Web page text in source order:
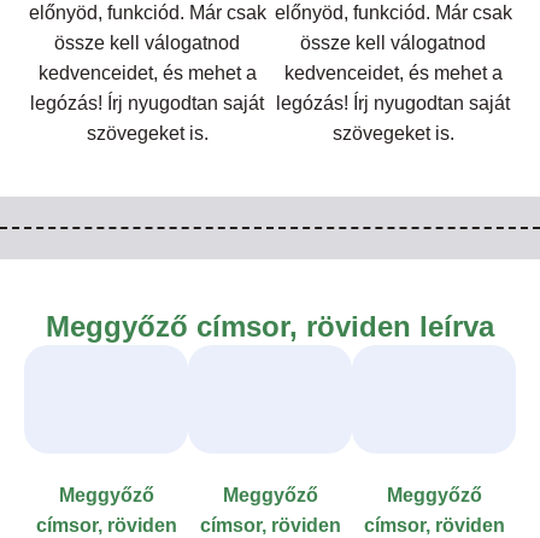
előnyöd, funkciód. Már csak
össze kell válogatnod
kedvenceidet, és mehet a
legózás! Írj nyugodtan saját
szövegeket is.
előnyöd, funkciód. Már csak
össze kell válogatnod
kedvenceidet, és mehet a
legózás! Írj nyugodtan saját
szövegeket is.
Meggyőző címsor, röviden leírva
Meggyőző
címsor, röviden
Meggyőző
címsor, röviden
Meggyőző
címsor, röviden